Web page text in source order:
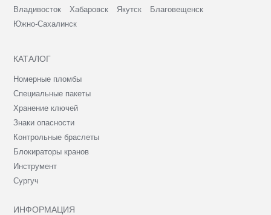
Владивосток Хабаровск Якутск
Благовещенск
Южно-Сахалинск
КАТАЛОГ
Номерные пломбы
Специальные пакеты
Хранение ключей
Знаки опасности
Контрольные браслеты
Блокираторы кранов
Инструмент
Сургуч
ИНФОРМАЦИЯ